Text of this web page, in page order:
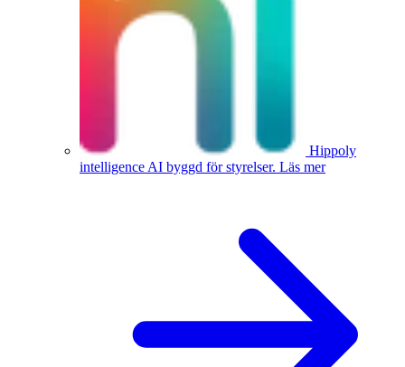
Hippoly
intelligence AI byggd för styrelser. Läs mer